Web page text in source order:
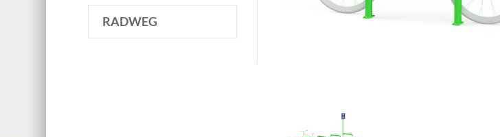
RADWEG